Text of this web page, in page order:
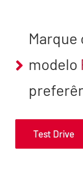
Marque
modelo
Test Drive